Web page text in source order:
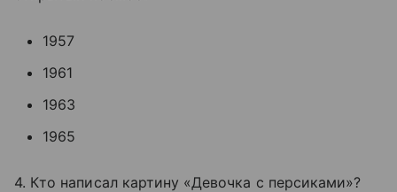
1957
1961
1963
1965
4. Кто написал картину «Девочка с персиками»?